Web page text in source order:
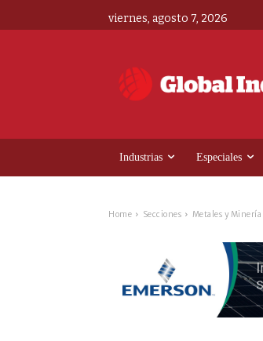
viernes, agosto 7, 2026
Industrias Especiales
Home Secciones Metales y Minería